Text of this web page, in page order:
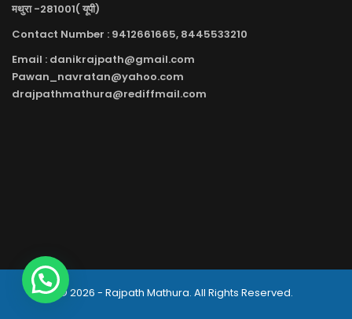
मथुरा -281001( यूपी)
Contact Number : 9412661665, 8445533210
Email : danikrajpath@gmail.com
Pawan_navratan@yahoo.com
drajpathmathura@rediffmail.com
© 2026 - Rajpath Mathura. All Rights Reserved.